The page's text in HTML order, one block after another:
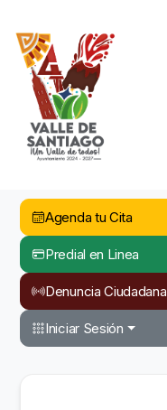
Agenda tu Cita
Predial en Linea
Denuncia Ciudadana
Iniciar Sesión